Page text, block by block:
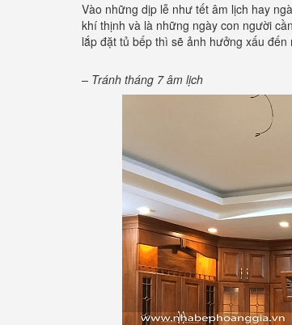
Vào những dịp lễ như tết âm lịch hay
khí thịnh và là những ngày con người
lắp đặt tủ bếp thì sẽ ảnh hưởng xấu
– Tránh tháng 7 âm lịch